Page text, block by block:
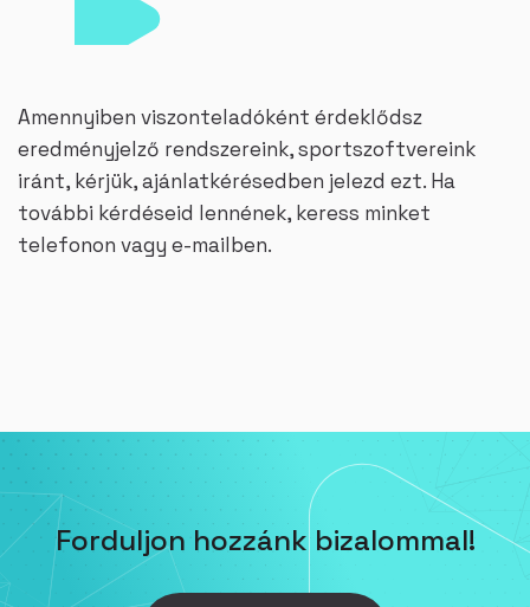
Amennyiben viszonteladóként érdeklődsz
eredményjelző rendszereink, sportszoftvereink
iránt, kérjük, ajánlatkérésedben jelezd ezt. Ha
további kérdéseid lennének, keress minket
telefonon vagy e-mailben.
Forduljon hozzánk bizalommal!